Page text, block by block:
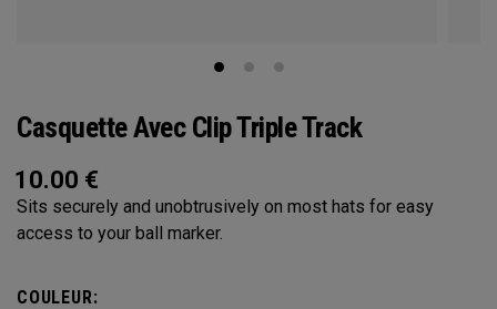
Casquette Avec Clip Triple Track
10.00 €
Sits securely and unobtrusively on most hats for easy
access to your ball marker.
COULEUR: